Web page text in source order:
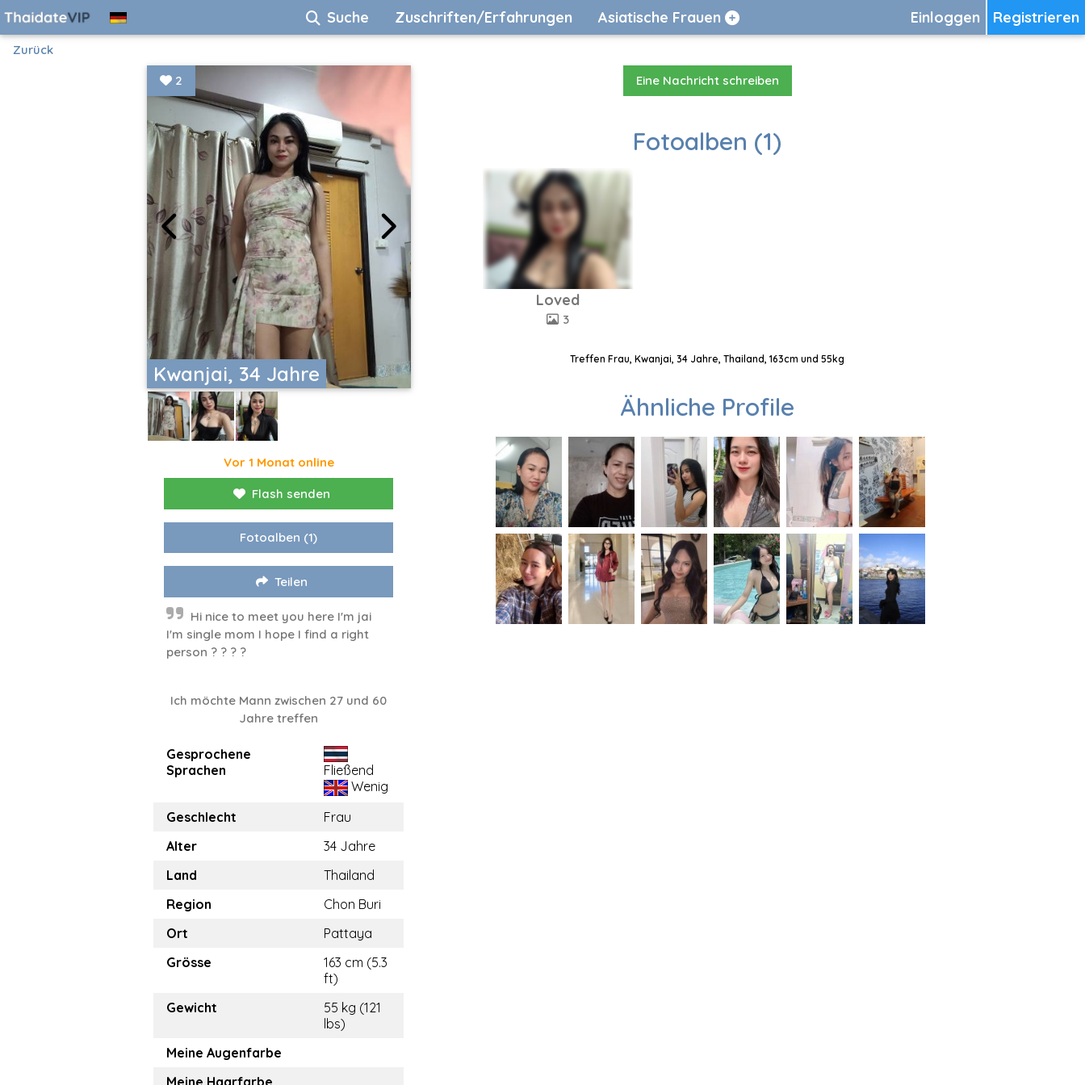
Registrieren
Einloggen
Suche Zuschriften/Erfahrungen Asiatische Frauen
Zurück
Kwanjai, 34 Jahre
2
Vor 1 Monat online
Flash senden
Fotoalben (1)
Teilen
Hi nice to meet you here I'm jai
I'm single mom I hope I find a right
person ? ? ? ?
Ich möchte Mann zwischen 27 und 60
Jahre treffen
Gesprochene
Sprachen
Fließend
Wenig
Geschlecht
Frau
Alter
34 Jahre
Land
Thailand
Region
Chon Buri
Ort
Pattaya
Grösse
163 cm (5.3
ft)
Gewicht
55 kg (121
lbs)
Meine Augenfarbe
Eine Nachricht schreiben
Fotoalben (1)
Loved
3
Treffen Frau, Kwanjai, 34 Jahre, Thailand, 163cm und 55kg
Ähnliche Profile